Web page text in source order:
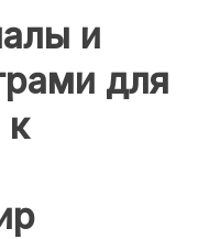
и
для
к